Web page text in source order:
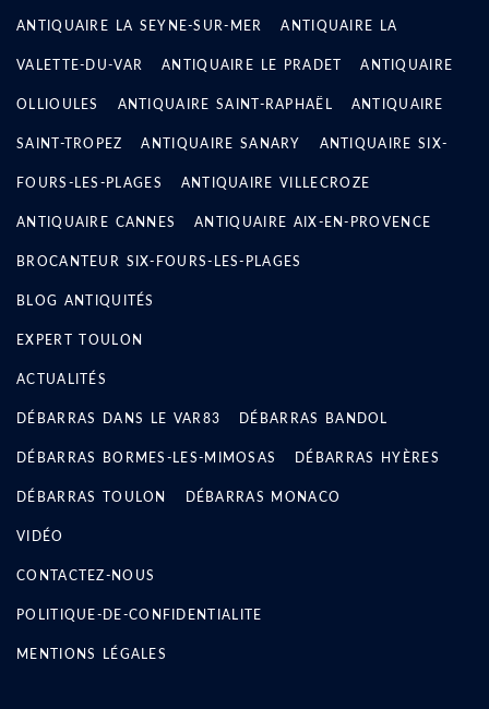
ANTIQUAIRE LA SEYNE-SUR-MER ANTIQUAIRE LA
VALETTE-DU-VAR ANTIQUAIRE LE PRADET ANTIQUAIRE
OLLIOULES ANTIQUAIRE SAINT-RAPHAËL ANTIQUAIRE
SAINT-TROPEZ ANTIQUAIRE SANARY ANTIQUAIRE SIX-
FOURS-LES-PLAGES ANTIQUAIRE VILLECROZE
ANTIQUAIRE CANNES ANTIQUAIRE AIX-EN-PROVENCE
BROCANTEUR SIX-FOURS-LES-PLAGES
BLOG ANTIQUITÉS
EXPERT TOULON
ACTUALITÉS
DÉBARRAS DANS LE VAR83 DÉBARRAS BANDOL
DÉBARRAS BORMES-LES-MIMOSAS DÉBARRAS HYÈRES
DÉBARRAS TOULON DÉBARRAS MONACO
VIDÉO
CONTACTEZ-NOUS
POLITIQUE-DE-CONFIDENTIALITE
MENTIONS LÉGALES